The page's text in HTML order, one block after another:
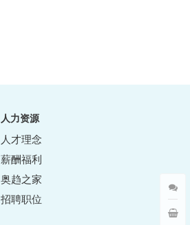
人力资源
人才理念
薪酬福利
奥趋之家
招聘职位